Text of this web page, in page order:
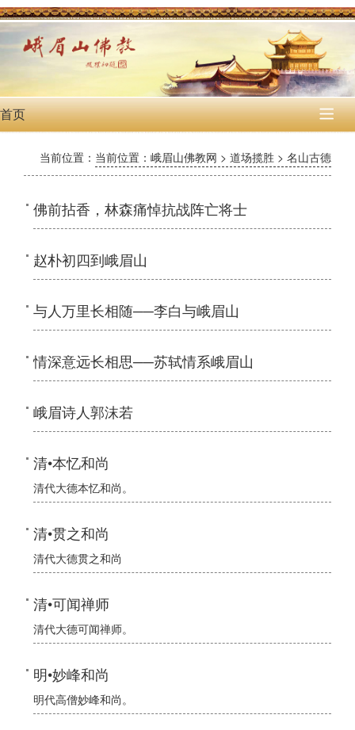
首页 
当前位置：峨眉山佛教网 > 道场揽胜 > 名山古德
当前位置：
佛前拈香，林森痛悼抗战阵亡将士
赵朴初四到峨眉山
与人万里长相随──李白与峨眉山
情深意远长相思──苏轼情系峨眉山
峨眉诗人郭沫若
清•本忆和尚
清代大德本忆和尚。
清•贯之和尚
清代大德贯之和尚
清•可闻禅师
清代大德可闻禅师。
明•妙峰和尚
明代高僧妙峰和尚。